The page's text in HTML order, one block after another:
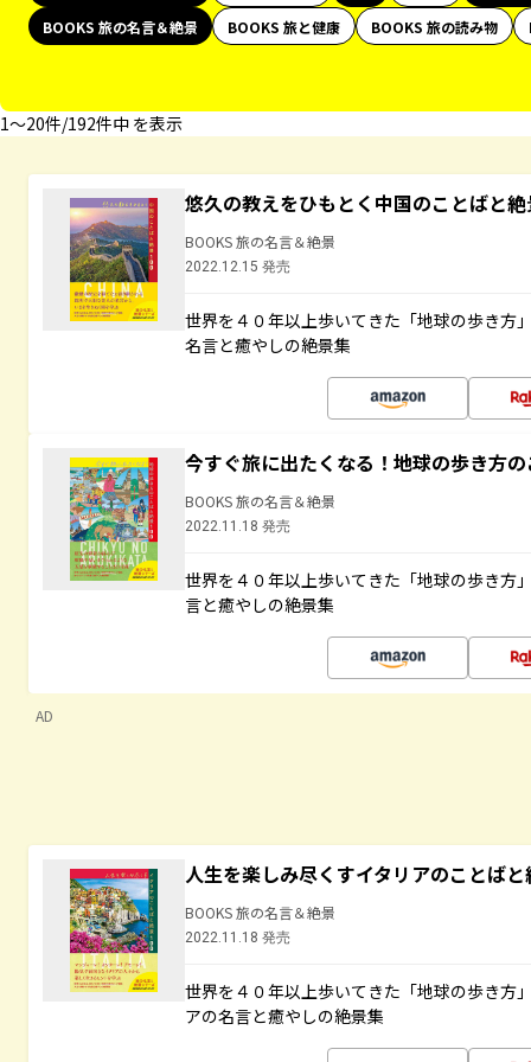
BOOKS 旅の名言＆絶景 BOOKS 旅と健康 BOOKS 旅の読み物
1〜20件/192件中 を表示
悠久の教えをひもとく中国のことばと
BOOKS 旅の名言＆絶景
2022.12.15 発売
世界を４０年以上歩いてきた「地球の歩き方
名言と癒やしの絶景集
今すぐ旅に出たくなる！地球の歩き方
BOOKS 旅の名言＆絶景
2022.11.18 発売
世界を４０年以上歩いてきた「地球の歩き方
言と癒やしの絶景集
AD
人生を楽しみ尽くすイタリアのことば
BOOKS 旅の名言＆絶景
2022.11.18 発売
世界を４０年以上歩いてきた「地球の歩き方
アの名言と癒やしの絶景集